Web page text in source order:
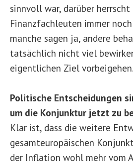
sinnvoll war, darüber
Finanzfachleuten immer
manche sagen ja, andere
tatsächlich nicht viel
eigentlichen Ziel vorbeigehen.
Politische Entscheidungen
um die Konjunktur jetzt zu
Klar ist, dass die weitere
gesamteuropäischen
der Inflation wohl mehr vom